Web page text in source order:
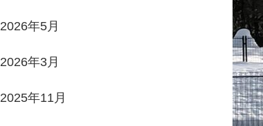
2026年5月
2026年3月
2025年11月